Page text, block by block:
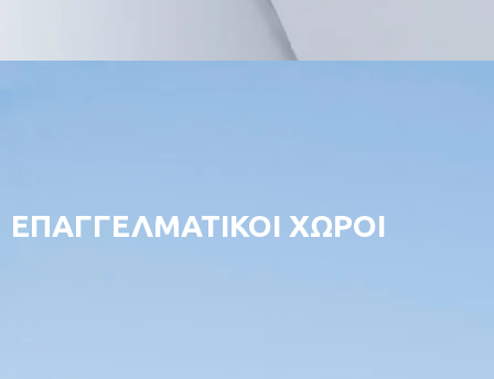
ΕΠΑΓΓΕΛΜΑΤΙΚΟΙ ΧΩΡΟΙ